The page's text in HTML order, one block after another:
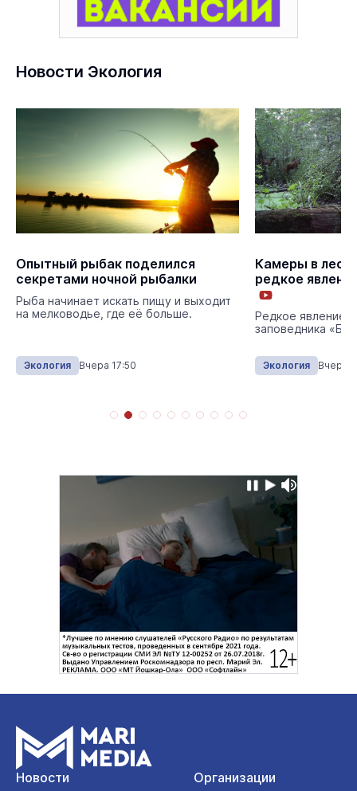
Новости Экология
Опытный рыбак поделился
секретами ночной рыбалки
Рыба начинает искать пищу и выходит
на мелководье, где её больше.
Экология Вчера 17:50
Камеры в лесу
редкое
Редкое явление
заповедника
Экология Вчера
Новости
Организации